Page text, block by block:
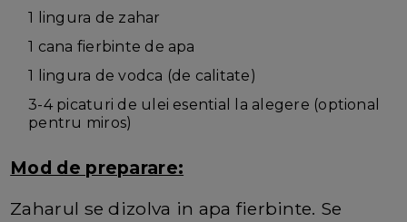
1 lingura de zahar
1 cana fierbinte de apa
1 lingura de vodca (de calitate)
3-4 picaturi de ulei esential la alegere (optional
pentru miros)
Mod de preparare:
Zaharul se dizolva in apa fierbinte. Se